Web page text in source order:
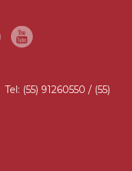
(55) 91260550 / (55)